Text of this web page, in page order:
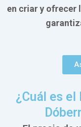
en criar y ofrecer
¿Cuál es el